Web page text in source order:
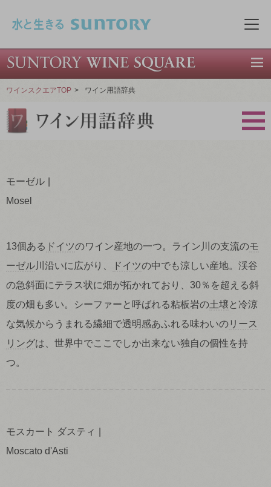
メ
ワインスクエアTOP > ワイン用語辞典
モーゼル
Mosel
13個ある ドイツのワイン産地の一つ。ライン川の支流のモ
ーゼル川沿いに広がり、 ドイツの中でも涼しい産地。渓谷
の急斜面にテラス状に畑が拓かれており、30％を超える斜
度の畑も多い。シーファーと呼ばれる粘板岩の土壌 と冷涼
な気候からうまれる繊細で透明感あふれる味わいのリース
リングは、世界中でここでしか出来ない独自の個性を持
つ。
モスカート ダスティ
Moscato d'Asti